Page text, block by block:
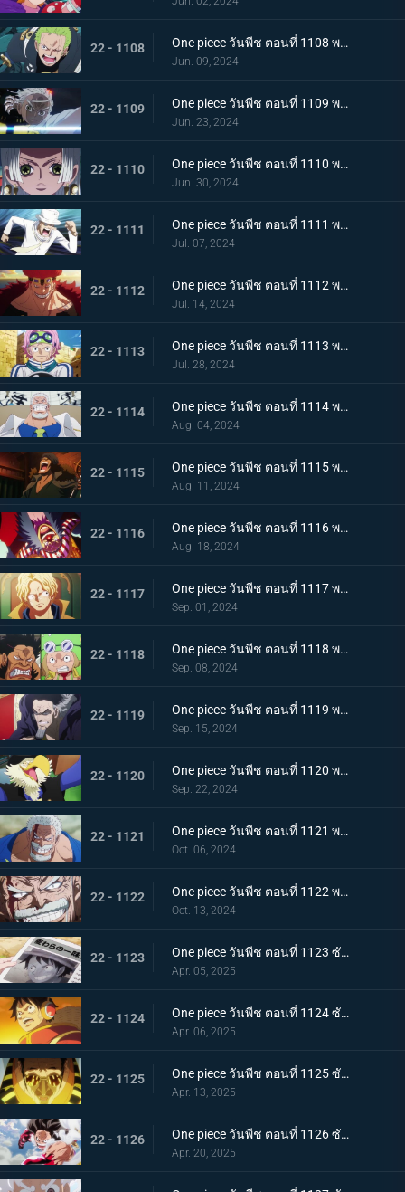
22 - 1108 One piece วันพีช ตอนที่ 1108 พากย์ไทย ไม่เข้าใจ การก่อกบฏของเซราฟิม
Jun. 09, 2024
22 - 1109 One piece วันพีช ตอนที่ 1109 พากย์ไทย การตัดสินใจอันยากลำบาก แนวรบศึกร่วมอันแปลกประหลาด
Jun. 23, 2024
22 - 1110 One piece วันพีช ตอนที่ 1110 พากย์ไทย รอดชีวิต! การต่อสู้ที่อันตรายถึงชีวิตด้วยรูปแบบที่แข็งแกร่งที่สุดของมนุษยชาติ!
Jun. 30, 2024
22 - 1111 One piece วันพีช ตอนที่ 1111 พากย์ไทย โอฮาระที่สอง! ความทะเยอทะยานของผู้บงการ!
Jul. 07, 2024
22 - 1112 One piece วันพีช ตอนที่ 1112 พากย์ไทย ปะทะ! แชงค์ส vs ยูสทัส คิด
Jul. 14, 2024
22 - 1113 One piece วันพีช ตอนที่ 1113 พากย์ไทย วิ่งสิโคบี้! กลยุทธ์การหลบหนีที่สิ้นหวัง!
Jul. 28, 2024
22 - 1114 One piece วันพีช ตอนที่ 1114 พากย์ไทย เพื่อลูกศิษย์ที่รัก - หมัดของรองพลเรือเอกการ์ป!
Aug. 04, 2024
22 - 1115 One piece วันพีช ตอนที่ 1115 พากย์ไทย กองทัพเรืออึ้ง! อดีตพลเรือเอกกองบัญชาการกองทัพเรือ คุซัน
Aug. 11, 2024
22 - 1116 One piece วันพีช ตอนที่ 1116 พากย์ไทย ไปรับมันกันเถอะ! คำประกาศใหญ่ของ Buggy
Aug. 18, 2024
22 - 1117 One piece วันพีช ตอนที่ 1117 พากย์ไทย ซาโบกลับมา - ความจริงอันน่าตกตะลึงที่ต้องบอก!
Sep. 01, 2024
22 - 1118 One piece วันพีช ตอนที่ 1118 พากย์ไทย ดินแดนศักดิ์สิทธิ์ในความวุ่นวาย! การโจมตีเต็มกำลังของ Sai และ Leo!
Sep. 08, 2024
22 - 1119 One piece วันพีช ตอนที่ 1119 พากย์ไทย ข้อความที่ได้รับมอบหมาย! การตัดสินใจของงูจงอาง
Sep. 15, 2024
22 - 1120 One piece วันพีช ตอนที่ 1120 พากย์ไทย โลกสั่นสะเทือน! คำพิพากษาของผู้ปกครองและการกระทำของผู้เฒ่าทั้งห้า!
Sep. 22, 2024
22 - 1121 One piece วันพีช ตอนที่ 1121 พากย์ไทย การ์ปและคุซัน - การปะทะกันของอาจารย์และลูกศิษย์
Oct. 06, 2024
22 - 1122 One piece วันพีช ตอนที่ 1122 พากย์ไทย บทเรียนสุดท้าย! ผลกระทบที่สืบทอดมา
Oct. 13, 2024
22 - 1123 One piece วันพีช ตอนที่ 1123 ซับไทย โลกสะเทือน! กลุ่มหมวกฟางจับตัวประกัน
Apr. 05, 2025
22 - 1124 One piece วันพีช ตอนที่ 1124 ซับไทย ถูกล้อมอย่างสมบูรณ์! ปฏิบัติการหลบหนี Egghead
Apr. 06, 2025
22 - 1125 One piece วันพีช ตอนที่ 1125 ซับไทย การปะทะกันของความมุ่งมั่นของสองบุรุษ! คิซารุและเซ็นโตมารุ
Apr. 13, 2025
22 - 1126 One piece วันพีช ตอนที่ 1126 ซับไทย ความสิ้นหวังที่ใกล้เข้ามา ภารกิจอันน่าหดหู่ของพลเรือเอกคิซารุ
Apr. 20, 2025